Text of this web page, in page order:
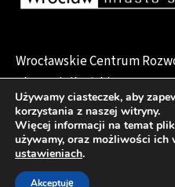
Wrocławskie Centrum
pl. Dominikański 6, 50-159
Deklaracja dostępności
Używamy ciasteczek, aby
korzystania z naszej witryny.
Więcej informacji na temat
używamy, oraz możliwości ich
ustawieniach.
Akceptuję